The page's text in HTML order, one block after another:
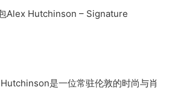
Alex Hutchinson – Signature
是一位常驻伦敦的时尚与肖